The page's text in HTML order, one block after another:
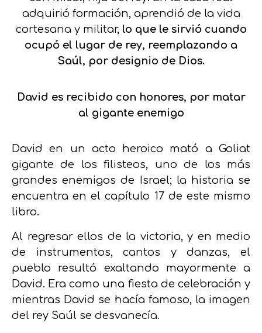
adquirió formación, aprendió de la vida
cortesana y militar, lo que le sirvió cuando
ocupó el lugar de rey, reemplazando a
Saúl, por designio de Dios.
David es recibido con honores, por matar
al gigante enemigo
David en un acto heroico mató a Goliat
gigante de los filisteos, uno de los más
grandes enemigos de Israel; la historia se
encuentra en el capítulo 17 de este mismo
libro.
Al regresar ellos de la victoria, y en medio
de instrumentos, cantos y danzas, el
pueblo resultó exaltando mayormente a
David. Era como una fiesta de celebración y
mientras David se hacía famoso, la imagen
del rey Saúl se desvanecía.